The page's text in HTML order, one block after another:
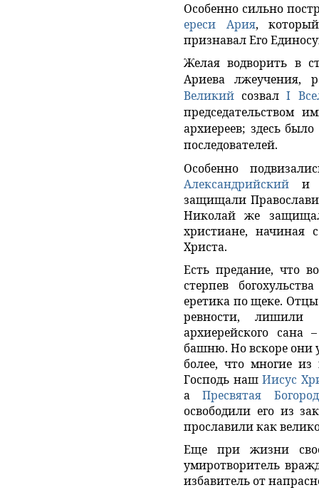
Особенно сильно
ереси Ария,
признавал Его
Желая водворить в
Ариева лжеучения,
Великий созвалI
председательством
архиереев; здесь
последователей.
Особенно
Александрийский и
защищали
Николай же
христиане, начиная
Христа.
Есть предание, что
стерпев
еретика по щеке.
ревности, лишили
архиерейского сана
башню. Но вскоре они
более, что многие
Господь нашИисус
аПресвятая
освободили его из
прославили как
Еще при жизни
умиротворитель
избавитель от